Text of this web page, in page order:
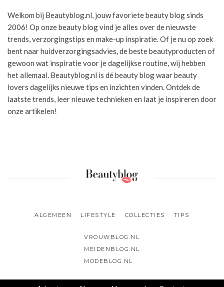
Welkom bij Beautyblog.nl, jouw favoriete beauty blog sinds
2006! Op onze beauty blog vind je alles over de nieuwste
trends, verzorgingstips en make-up inspiratie. Of je nu op zoek
bent naar huidverzorgingsadvies, de beste beautyproducten of
gewoon wat inspiratie voor je dagelijkse routine, wij hebben
het allemaal. Beautyblog.nl is dé beauty blog waar beauty
lovers dagelijks nieuwe tips en inzichten vinden. Ontdek de
laatste trends, leer nieuwe technieken en laat je inspireren door
onze artikelen!
ALGEMEEN LIFESTYLE COLLECTIES TIPS
VROUWBLOG.NL
MEIDENBLOG.NL
MODEBLOG.NL